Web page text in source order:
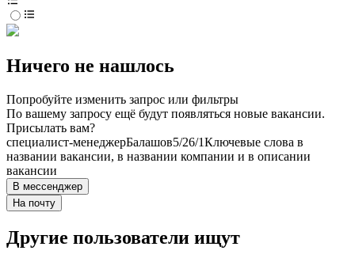
Ничего не нашлось
Попробуйте изменить запрос или фильтры
По вашему запросу ещё будут появляться новые вакансии.
Присылать вам?
специалист-менеджерБалашов5/26/1Ключевые слова в
названии вакансии, в названии компании и в описании
вакансии
В мессенджер
На почту
Другие пользователи ищут